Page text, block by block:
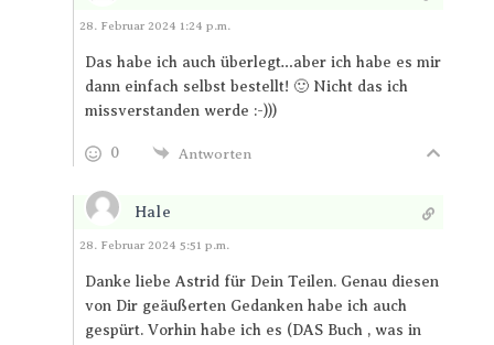
Antworten
28. Februar 2024 1:24 p.m.
Das habe ich auch überlegt…aber ich habe es mir
dann einfach selbst bestellt! 🙂 Nicht das ich
missverstanden werde :-)))
0 Antworten
Hale
Antworten
28. Februar 2024 5:51 p.m.
Danke liebe Astrid für Dein Teilen. Genau diesen
von Dir geäußerten Gedanken habe ich auch
gespürt. Vorhin habe ich es (DAS Buch , was in